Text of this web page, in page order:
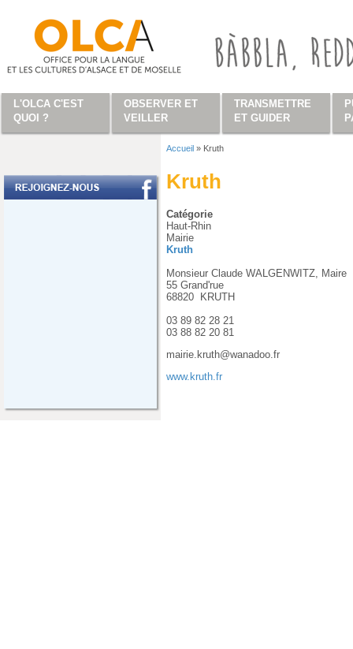
Accueil » Kruth
Kruth
Catégorie
Haut-Rhin
Mairie
Kruth
Monsieur Claude WALGENWITZ, Maire
55 Grand'rue
68820
KRUTH
03 89 82 28 21
03 88 82 20 81
mairie.kruth@wanadoo.fr
www.kruth.fr
L'OLCA C'EST
QUOI ?
OBSERVER ET
VEILLER
TRANSMETTRE
ET GUIDER